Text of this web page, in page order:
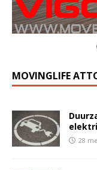
MOVINGLIFE
28